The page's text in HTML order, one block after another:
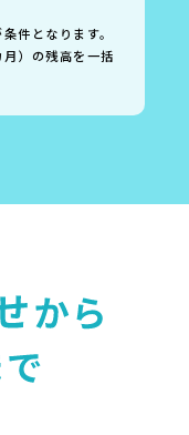
件となります。
）の残高を一括